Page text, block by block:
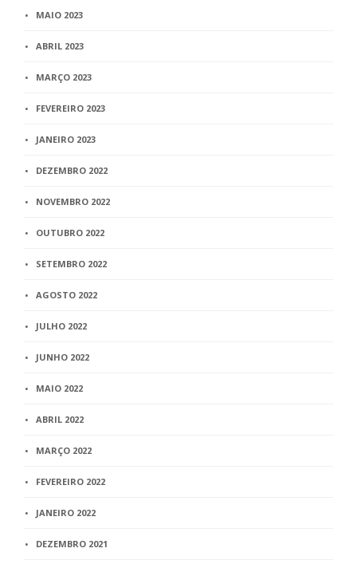
MAIO 2023
ABRIL 2023
MARÇO 2023
FEVEREIRO 2023
JANEIRO 2023
DEZEMBRO 2022
NOVEMBRO 2022
OUTUBRO 2022
SETEMBRO 2022
AGOSTO 2022
JULHO 2022
JUNHO 2022
MAIO 2022
ABRIL 2022
MARÇO 2022
FEVEREIRO 2022
JANEIRO 2022
DEZEMBRO 2021